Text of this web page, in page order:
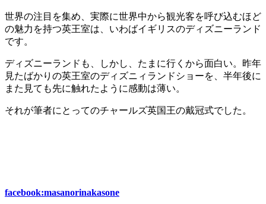
世界の注目を集め、実際に世界中から観光客を呼び込むほど
の魅力を持つ英王室は、いわばイギリスのディズニーランド
です。
ディズニーランドも、しかし、たまに行くから面白い。昨年
見たばかりの英王室のディズニィランドショーを、半年後に
また見ても先に触れたように感動は薄い。
それが筆者にとってのチャールズ英国王の戴冠式でした。
facebook:masanorinakasone